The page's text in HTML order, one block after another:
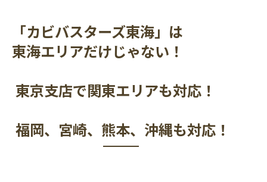
「カビバスターズ東海」は
東海エリアだけじゃない！
東京支店で関東エリアも対応！
福岡、宮崎、熊本、沖縄も対応！